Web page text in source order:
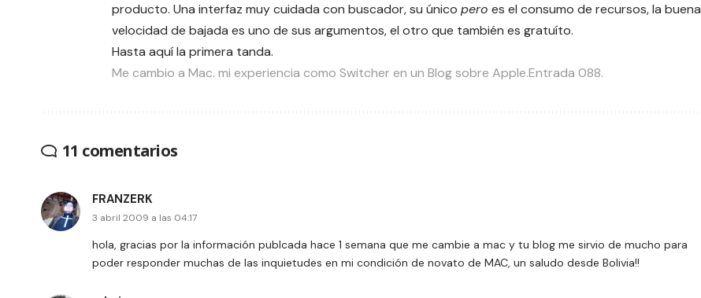
producto. Una interfaz muy cuidada con buscador, su único pero es el consumo de recursos, la buena
velocidad de bajada es uno de sus argumentos, el otro que también es gratuíto.
Hasta aquí la primera tanda.
Me cambio a Mac. mi experiencia como Switcher en un Blog sobre Apple.Entrada 088.
11 comentarios
FRANZERK
3 abril 2009 a las 04:17
hola, gracias por la información publcada hace 1 semana que me cambie a mac y tu blog me sirvio de mucho para
poder responder muchas de las inquietudes en mi condición de novato de MAC, un saludo desde Bolivia!!